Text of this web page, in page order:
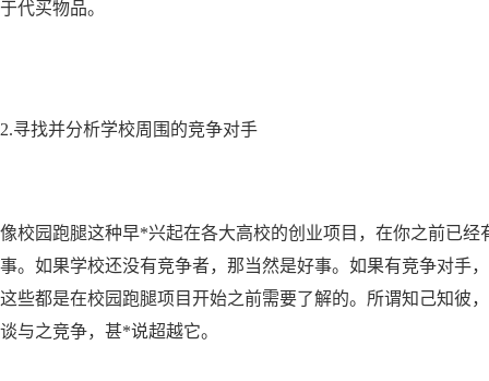
于代买物品。
2.寻找并分析学校周围的竞争对手
像校园跑腿这种早*兴起在各大高校的创业项目，在你之前已
事。如果学校还没有竞争者，那当然是好事。如果有竞争对手
这些都是在校园跑腿项目开始之前需要了解的。所谓知己知彼
谈与之竞争，甚*说超越它。